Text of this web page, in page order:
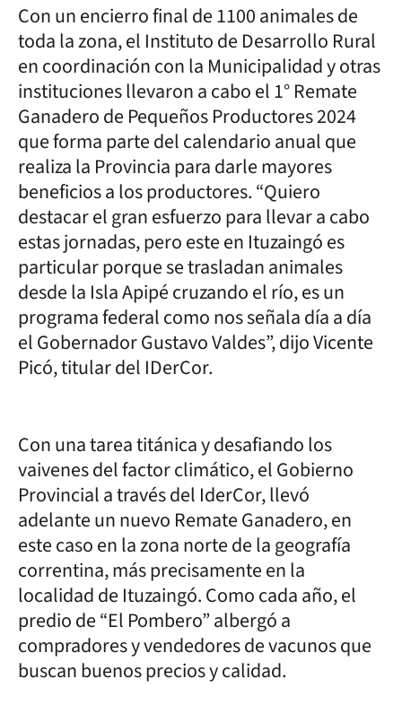
Con un encierro final de 1100 animales de
toda la zona, el Instituto de Desarrollo Rural
en coordinación con la Municipalidad y otras
instituciones llevaron a cabo el 1° Remate
Ganadero de Pequeños Productores 2024
que forma parte del calendario anual que
realiza la Provincia para darle mayores
beneficios a los productores. “Quiero
destacar el gran esfuerzo para llevar a cabo
estas jornadas, pero este en Ituzaingó es
particular porque se trasladan animales
desde la Isla Apipé cruzando el río, es un
programa federal como nos señala día a día
el Gobernador Gustavo Valdes”, dijo Vicente
Picó, titular del IDerCor.
Con una tarea titánica y desafiando los
vaivenes del factor climático, el Gobierno
Provincial a través del IderCor, llevó
adelante un nuevo Remate Ganadero, en
este caso en la zona norte de la geografía
correntina, más precisamente en la
localidad de Ituzaingó. Como cada año, el
predio de “El Pombero” albergó a
compradores y vendedores de vacunos que
buscan buenos precios y calidad.